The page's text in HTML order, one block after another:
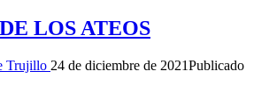
LOS ATEOS
Trujillo 24 de diciembre de 2021Publicado